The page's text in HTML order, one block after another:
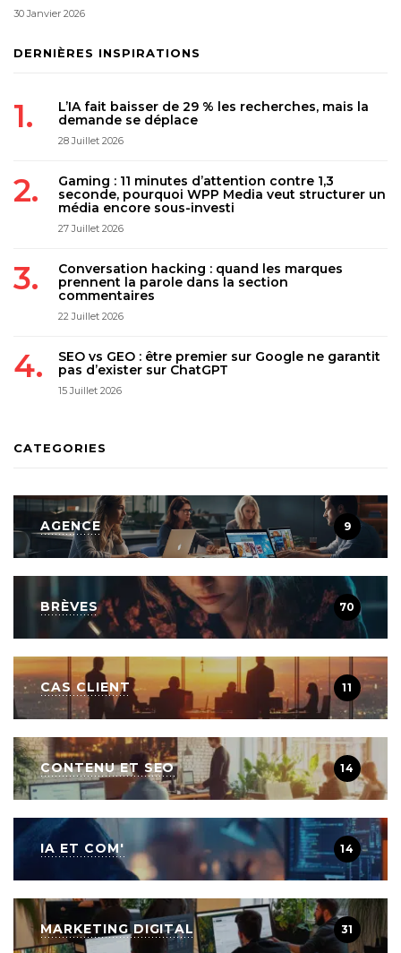
30 Janvier 2026
DERNIÈRES INSPIRATIONS
L’IA fait baisser de 29 % les recherches, mais la
demande se déplace
28 Juillet 2026
Gaming : 11 minutes d’attention contre 1,3
seconde, pourquoi WPP Media veut structurer un
média encore sous-investi
27 Juillet 2026
Conversation hacking : quand les marques
prennent la parole dans la section
commentaires
22 Juillet 2026
SEO vs GEO : être premier sur Google ne garantit
pas d’exister sur ChatGPT
15 Juillet 2026
CATEGORIES
AGENCE 9
BRÈVES 70
CAS CLIENT 11
CONTENU ET SEO 14
IA ET COM' 14
MARKETING DIGITAL 31